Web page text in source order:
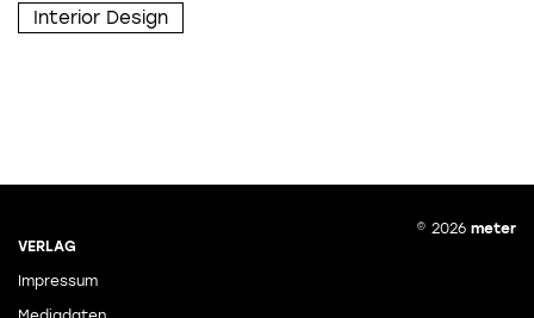
Interior Design
VERLAG
Impressum
© 2026 meter